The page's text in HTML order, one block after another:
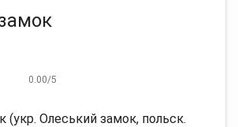
0.00/5
(укр. Олеський замок, польск.